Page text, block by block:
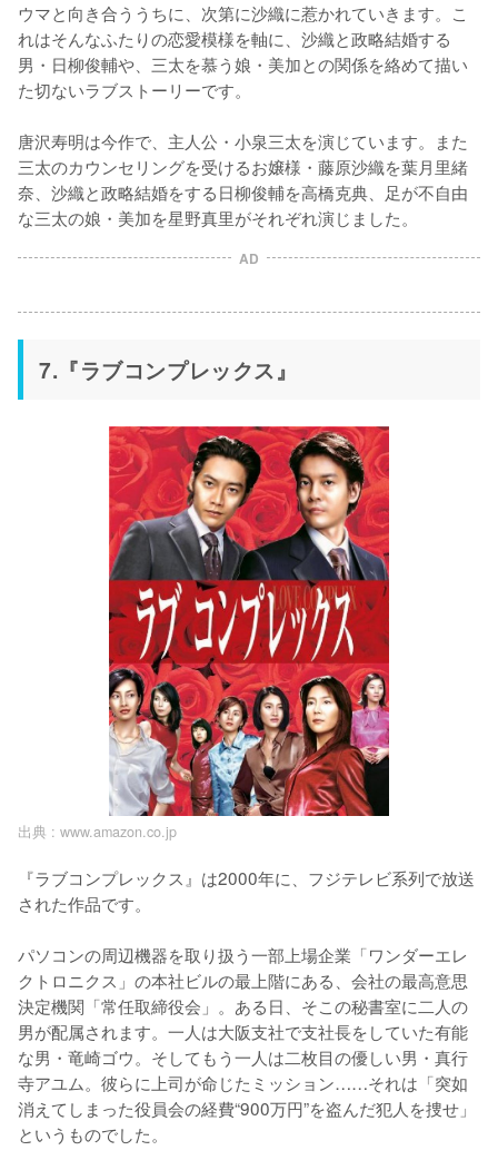
ウマと向き合ううちに、次第に沙織に惹かれていきます。こ
れはそんなふたりの恋愛模様を軸に、沙織と政略結婚する
男・日柳俊輔や、三太を慕う娘・美加との関係を絡めて描い
た切ないラブストーリーです。
唐沢寿明は今作で、主人公・小泉三太を演じています。また
三太のカウンセリングを受けるお嬢様・藤原沙織を葉月里緒
奈、沙織と政略結婚をする日柳俊輔を高橋克典、足が不自由
な三太の娘・美加を星野真里がそれぞれ演じました。
AD
7.『ラブコンプレックス』
出典 : www.amazon.co.jp
『ラブコンプレックス』は2000年に、フジテレビ系列で放送
された作品です。
パソコンの周辺機器を取り扱う一部上場企業「ワンダーエレ
クトロニクス」の本社ビルの最上階にある、会社の最高意思
決定機関「常任取締役会」。ある日、そこの秘書室に二人の
男が配属されます。一人は大阪支社で支社長をしていた有能
な男・竜崎ゴウ。そしてもう一人は二枚目の優しい男・真行
寺アユム。彼らに上司が命じたミッション……それは「突如
消えてしまった役員会の経費“900万円”を盗んだ犯人を捜せ」
というものでした。